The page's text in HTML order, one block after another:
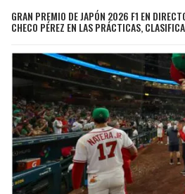
GRAN PREMIO DE JAPÓN 2026 F1 EN
CHECO PÉREZ EN LAS PRÁCTICAS,